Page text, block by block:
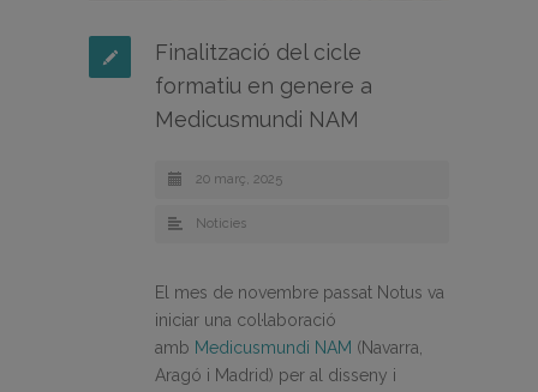
Finalització del cicle
formatiu en genere a
Medicusmundi NAM
20 març, 2025
Noticies
El mes de novembre passat Notus va
iniciar una col·laboració
amb Medicusmundi NAM (Navarra,
Aragó i Madrid) per al disseny i